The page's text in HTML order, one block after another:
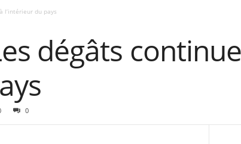
l’intérieur du pays
dégâts
0